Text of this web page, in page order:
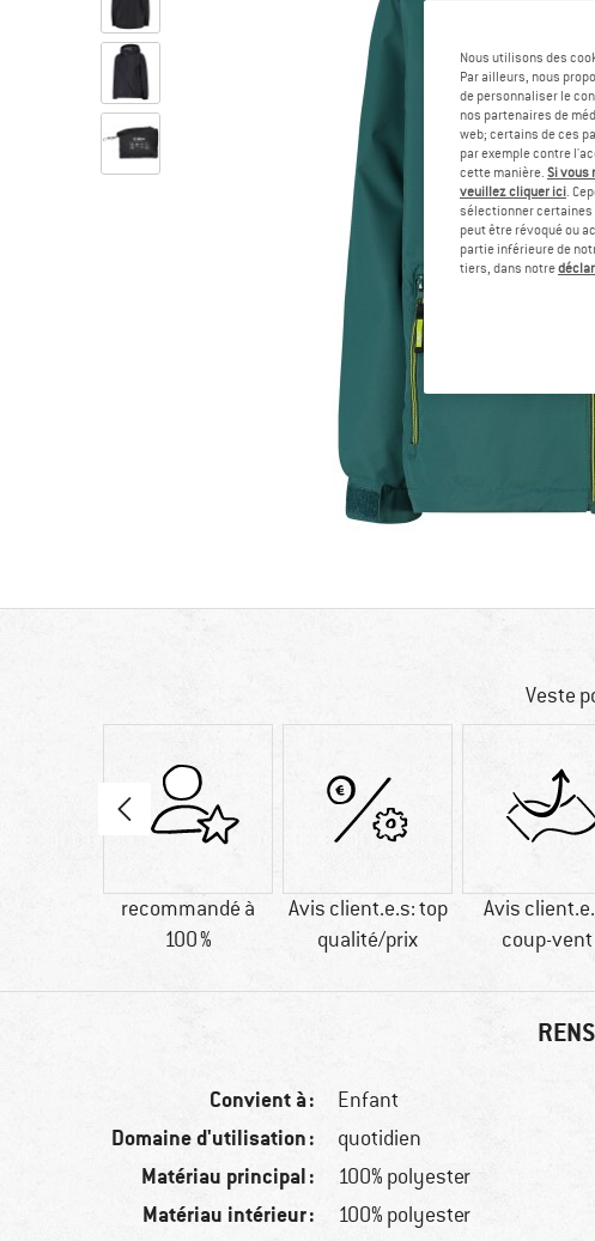
Veste
recommandé à
100 %
Avis client.e.s: top
qualité/prix
Avis
coup-vent
Convient à : Enfant
Domaine d'utilisation : quotidien
Matériau principal : 100% polyester
Matériau intérieur : 100% polyester
Nous utilisons des
Par ailleurs, nous
de personnaliser le
nos partenaires de
web; certains de ces
par exemple contre
cette manière. Si vous
veuillez cliquer ici.
sélectionner certaines
peut être révoqué ou
partie inférieure de
tiers, dans notre